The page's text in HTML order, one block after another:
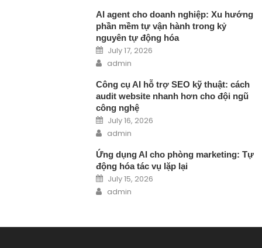
AI agent cho doanh nghiệp: Xu hướng
phần mềm tự vận hành trong kỷ
nguyên tự động hóa
Posted on
July 17, 2026
Author
admin
Công cụ AI hỗ trợ SEO kỹ thuật: cách
audit website nhanh hơn cho đội ngũ
công nghệ
Posted on
July 16, 2026
Author
admin
Ứng dụng AI cho phòng marketing: Tự
động hóa tác vụ lặp lại
Posted on
July 15, 2026
Author
admin